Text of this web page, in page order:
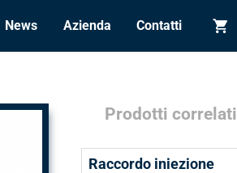
News Azienda Contatti
Prodotti correlati
Raccordo iniezione